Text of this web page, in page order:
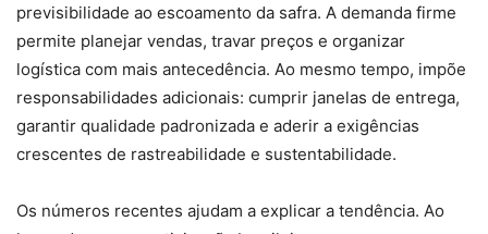
previsibilidade ao escoamento da safra. A demanda firme
permite planejar vendas, travar preços e organizar
logística com mais antecedência. Ao mesmo tempo, impõe
responsabilidades adicionais: cumprir janelas de entrega,
garantir qualidade padronizada e aderir a exigências
crescentes de rastreabilidade e sustentabilidade.
Os números recentes ajudam a explicar a tendência. Ao